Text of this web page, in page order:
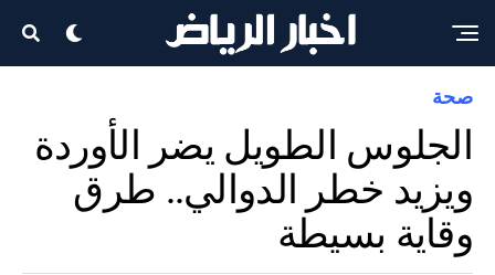
صحة
الجلوس الطويل يضر الأوردة
ويزيد خطر الدوالي.. طرق
وقاية بسيطة